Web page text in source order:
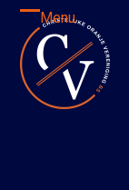
Skip
content
Menu
Open
mobile
menu
Close
mobile
menu